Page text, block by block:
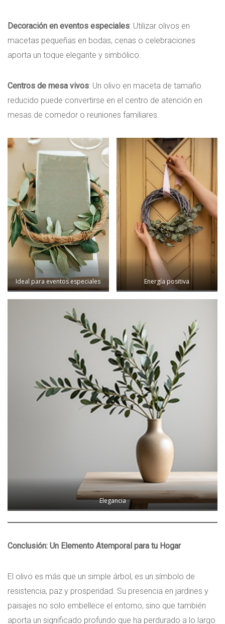
Decoración en eventos especiales: Utilizar olivos en
macetas pequeñas en bodas, cenas o celebraciones
aporta un toque elegante y simbólico.
Centros de mesa vivos: Un olivo en maceta de tamaño
reducido puede convertirse en el centro de atención en
mesas de comedor o reuniones familiares.
Ideal para eventos especiales Energía positiva
Elegancia
Conclusión: Un Elemento Atemporal para tu Hogar
El olivo es más que un simple árbol; es un símbolo de
resistencia, paz y prosperidad. Su presencia en jardines y
paisajes no solo embellece el entorno, sino que también
aporta un significado profundo que ha perdurado a lo largo